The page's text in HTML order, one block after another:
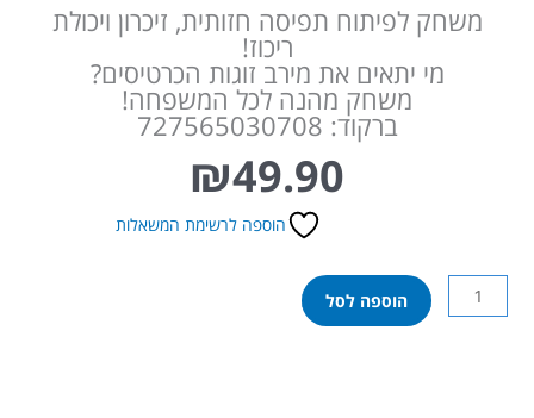
משחק לפיתוח תפיסה חזותית, זיכרון ויכולת
ריכוז!
מי יתאים את מירב זוגות הכרטיסים?
משחק מהנה לכל המשפחה!
ברקוד: 727565030708
₪49.90
הוספה לרשימת המשאלות
כמות
של
הוספה לסל